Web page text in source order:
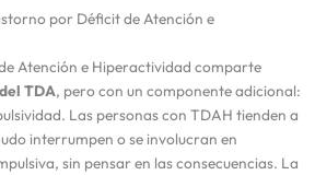
por Déficit de Atención e
Atención e Hiperactividad comparte
TDA, pero con un componente adicional:
Las personas con TDAH tienden a
interrumpen o se involucran en
sin pensar en las consecuencias. La